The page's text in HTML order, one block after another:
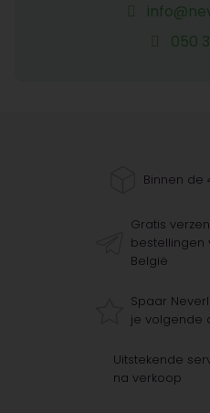
050
Binnen de
Gratis
bestellingen
België
Spaar
je volgende
Uitstekende
na verkoop